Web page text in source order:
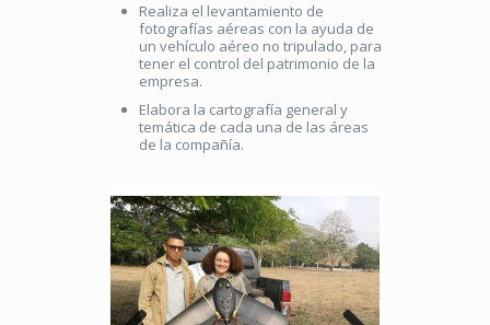
Realiza el levantamiento de
fotografías aéreas con la ayuda de
un vehículo aéreo no tripulado, para
tener el control del patrimonio de la
empresa.
Elabora la cartografía general y
temática de cada una de las áreas
de la compañía.